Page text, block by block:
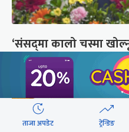
‘संसद्‍मा कालो चस्मा
नगर्नू’
ताजा अपडेट ट्रेन्डिङ